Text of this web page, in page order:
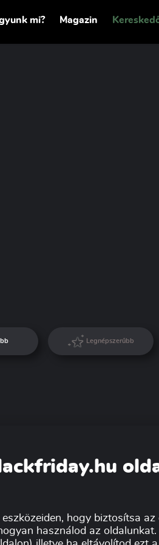
mi? Magazin
Legnépszerűbb
hogy biztosítsa az
használod az